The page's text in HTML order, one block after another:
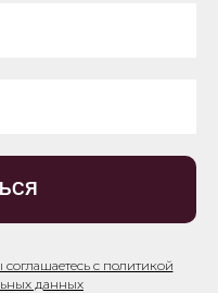
с политикой
данных